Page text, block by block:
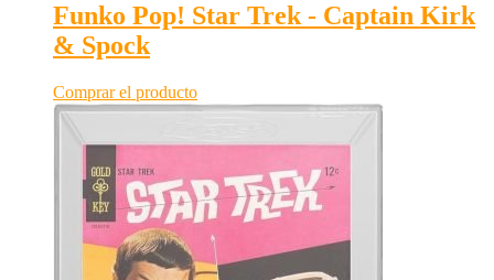
Funko Pop! Star Trek - Captain Kirk
& Spock
Comprar el producto